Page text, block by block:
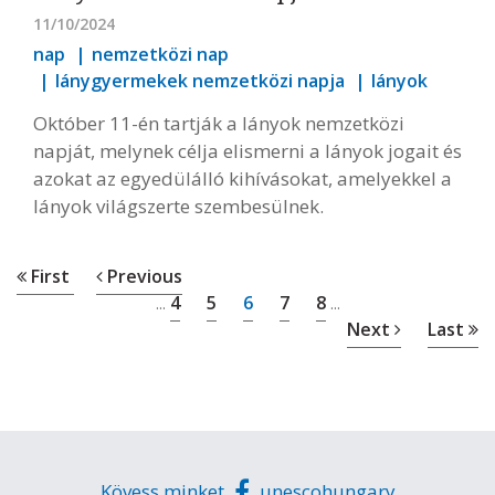
11/10/2024
nap
nemzetközi nap
lánygyermekek nemzetközi napja
lányok
Október 11-én tartják a lányok nemzetközi
napját, melynek célja elismerni a lányok jogait és
azokat az egyedülálló kihívásokat, amelyekkel a
lányok világszerte szembesülnek.
First Previous
... 4 5 6 7 8...
Next Last